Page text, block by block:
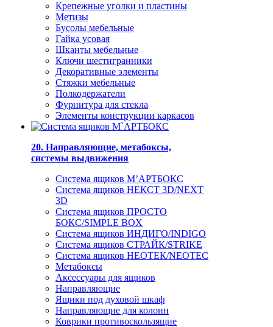
Крепежные уголки и пластины
Метизы
Бусолы мебельные
Гайка усовая
Шканты мебельные
Ключи шестигранники
Декоративные элементы
Стяжки мебельные
Полкодержатели
Фурнитура для стекла
Элементы конструкции каркасов
20. Направляющие, метабоксы,
системы выдвижения
Система ящиков М’АРТБОКС
Система ящиков НЕКСТ 3D/NEXT
3D
Система ящиков ПРОСТО
БОКС/SIMPLE BOX
Система ящиков ИНДИГО/INDIGO
Система ящиков СТРАЙК/STRIKE
Система ящиков НЕОТЕК/NEOTEC
Метабоксы
Аксессуары для ящиков
Направляющие
Ящики под духовой шкаф
Направляющие для колонн
Коврики противоскользящие